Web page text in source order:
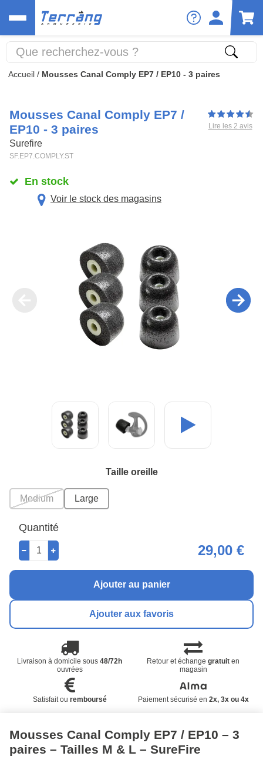
Accueil / Mousses Canal Comply EP7 / EP10 - 3 paires
Mousses Canal Comply EP7 /
EP10 - 3 paires
Surefire
SF.EP7.COMPLY.ST
Lire les 2 avis
En stock
Voir le stock des magasins
Taille oreille
Medium Large
Quantité
29,00 €
Ajouter au panier
Ajouter aux favoris
Livraison à domicile sous48/72h
ouvrées
Retour et échangegratuit en
magasin
Satisfait ou remboursé Paiement sécurisé en 2x, 3x ou 4x
Mousses Canal Comply EP7 / EP10 – 3
paires – Tailles M & L – SureFire